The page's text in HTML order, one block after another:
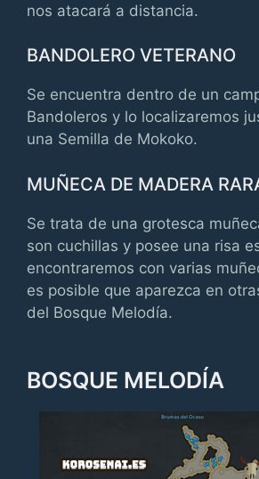
nos atacará a distancia.
BANDOLERO VETERANO
Se encuentra dentro de un
Bandoleros y lo localizaremos
una Semilla de Mokoko.
MUÑECA DE MADERA
Se trata de una grotesca
son cuchillas y posee una risa
encontraremos con varias
es posible que aparezca en
del Bosque Melodía.
BOSQUE MELODÍA